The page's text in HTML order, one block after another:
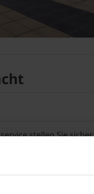
stellen Sie sicher,
ist und
Platio Systems ist
aus
Produkt.